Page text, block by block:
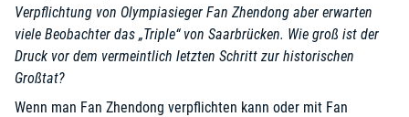
Verpflichtung von Olympiasieger Fan Zhendong aber erwarten
viele Beobachter das „Triple“ von Saarbrücken. Wie groß ist der
Druck vor dem vermeintlich letzten Schritt zur historischen
Großtat?
Wenn man Fan Zhendong verpflichten kann oder mit Fan